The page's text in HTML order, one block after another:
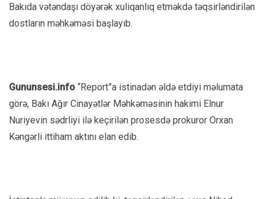
Bakıda vətəndaşı döyərək xuliqanlıq etməkdə təqsirləndirilən
dostların məhkəməsi başlayıb.
Gununsesi.info “Report”a istinadən əldə etdiyi məlumata
görə, Bakı Ağır Cinayətlər Məhkəməsinin hakimi Elnur
Nuriyevin sədrliyi ilə keçirilən prosesdə prokuror Orxan
Kəngərli ittiham aktını elan edib.